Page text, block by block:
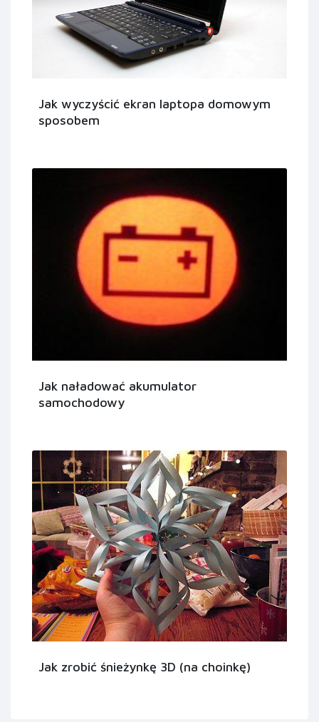
Jak wyczyścić ekran laptopa domowym
sposobem
Jak naładować akumulator
samochodowy
Jak zrobić śnieżynkę 3D (na choinkę)